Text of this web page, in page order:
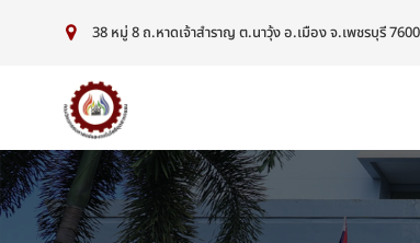
38 หมู่ 8 ถ.หาดเจ้าสำราญ ต.นาวุ้ง อ.เมือง จ.เพชรบุรี